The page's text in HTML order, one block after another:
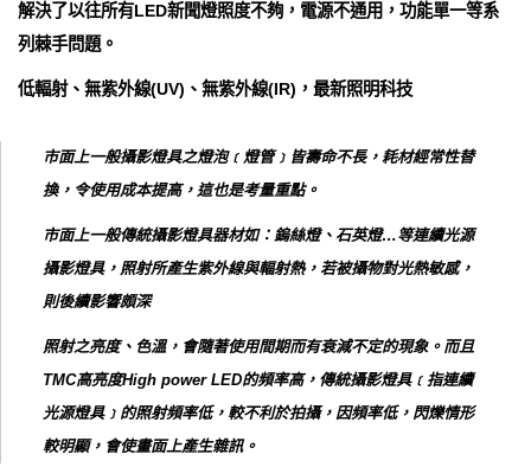
解決了以往所有LED新聞燈照度不夠，電源不通用，功能單一等系
列棘手問題。
低輻射、無紫外線(UV)、無紫外線(IR)，最新照明科技
市面上一般攝影燈具之燈泡﹝燈管﹞皆壽命不長，耗材經常性替
換，令使用成本提高，這也是考量重點。
市面上一般傳統攝影燈具器材如：鎢絲燈、石英燈…等連續光源
攝影燈具，照射所產生紫外線與輻射熱，若被攝物對光熱敏感，
則後續影響頗深
照射之亮度、色溫，會隨著使用間期而有衰減不定的現象。而且
TMC高亮度High power LED的頻率高，傳統攝影燈具﹝指連續
光源燈具﹞的照射頻率低，較不利於拍攝，因頻率低，閃爍情形
較明顯，會使畫面上產生雜訊。